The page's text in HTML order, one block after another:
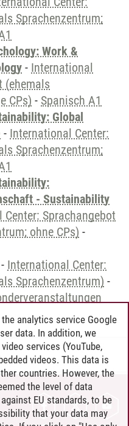
Sprachenzentrum;
Work &
- International
(ehemals
CPs) - Spanisch A1
Global
- International Center:
Sprachenzentrum;
- Sustainability
Sprachangebot
ohne CPs) -
- International Center:
Sprachenzentrum) -
analytics service Google
data. In addition, we
services (YouTube,
videos. This data is
countries. However, the
the level of data
EU standards, to be
that your data may